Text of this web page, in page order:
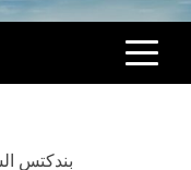
بندكتس